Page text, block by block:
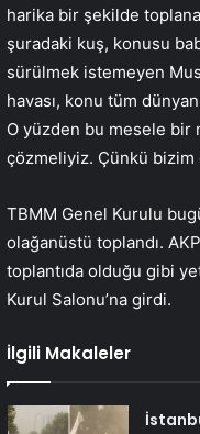
harika bir şekilde
şuradaki kuş, konusu
sürülmek istemeyen
havası, konu tüm
O yüzden bu mesele bir
çözmeliyiz. Çünkü bizim
TBMM Genel Kurulu
olağanüstü toplandı.
toplantıda olduğu gibi
Kurul Salonu’na girdi.
İlgili Makaleler